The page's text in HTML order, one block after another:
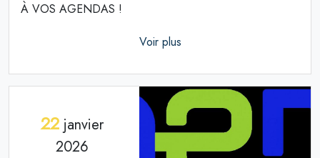
À VOS AGENDAS !
Voir plus
22janvier
2026